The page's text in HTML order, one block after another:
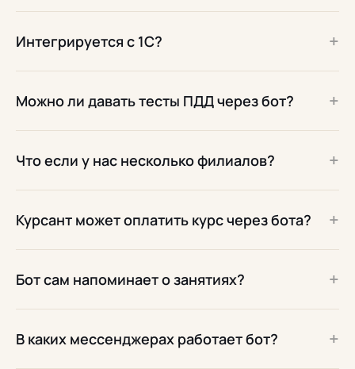
Интегрируется с 1С? +
Можно ли давать тесты ПДД через бот? +
Что если у нас несколько филиалов? +
Курсант может оплатить курс через бота? +
Бот сам напоминает о занятиях? +
В каких мессенджерах работает бот? +